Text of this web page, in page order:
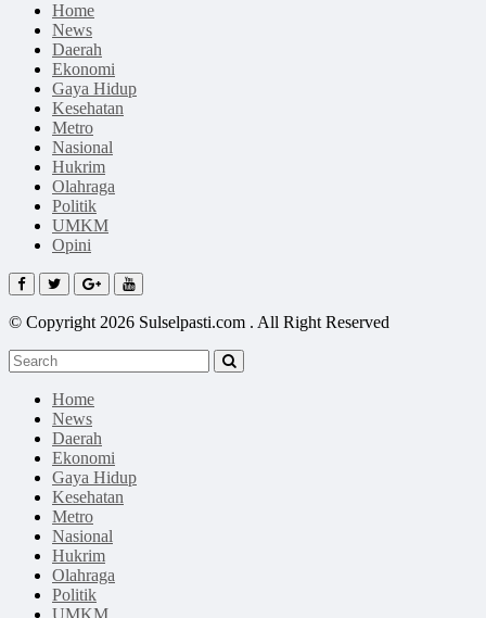
Home
News
Daerah
Ekonomi
Gaya Hidup
Kesehatan
Metro
Nasional
Hukrim
Olahraga
Politik
UMKM
Opini
© Copyright 2026 Sulselpasti.com . All Right Reserved
Home
News
Daerah
Ekonomi
Gaya Hidup
Kesehatan
Metro
Nasional
Hukrim
Olahraga
Politik
UMKM